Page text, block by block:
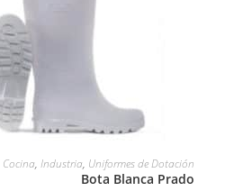
LEER MÁS
Cocina,Industria, Uniformes de Dotación
Bota Blanca Prado